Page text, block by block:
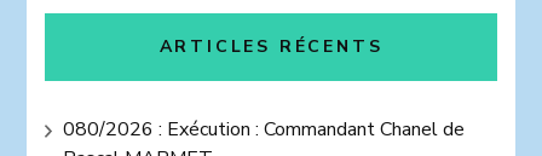
ARTICLES RÉCENTS
080/2026 : Exécution : Commandant Chanel de